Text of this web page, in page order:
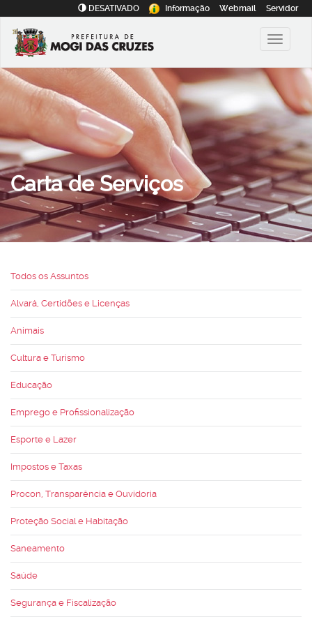
DESATIVADO Informação Webmail Servidor
Carta de Serviços
Todos os Assuntos
Alvará, Certidões e Licenças
Animais
Cultura e Turismo
Educação
Emprego e Profissionalização
Esporte e Lazer
Impostos e Taxas
Procon, Transparência e Ouvidoria
Proteção Social e Habitação
Saneamento
Saúde
Segurança e Fiscalização